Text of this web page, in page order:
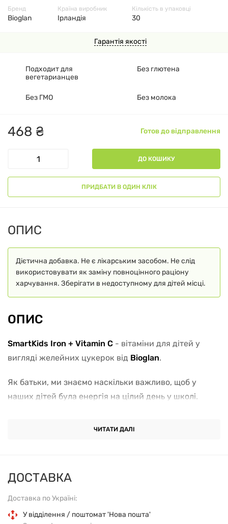
Гарантія якості
468 ₴ Готов до відправлення
ДО КОШИКУ
ПРИДБАТИ В ОДИН КЛІК
Подходит для
вегетарианцев
Без глютена
Без ГМО Без молока
ДОСТАВКА
Доставка по Україні:
У відділення / поштомат 'Нова пошта'
Бренд
Bioglan
Країна виробник
Ірландія
Кількість в упаковці
30
ОПИС
Дієтична добавка. Не є лікарським засобом. Не слід
використовувати як заміну повноцінного раціону
харчування. Зберігати в недоступному для дітей місці.
ОПИС
SmartKids Iron + Vitamin C - вітаміни для дітей у
вигляді желейних цукерок від Bioglan.
Як батьки, ми знаємо наскільки важливо, щоб у
наших дітей була енергія на цілий день у школі.
містять залізо, яке підтримує їхній енергетичний
Зниженню стомлюваності.
ЧИТАТИ ДАЛІ